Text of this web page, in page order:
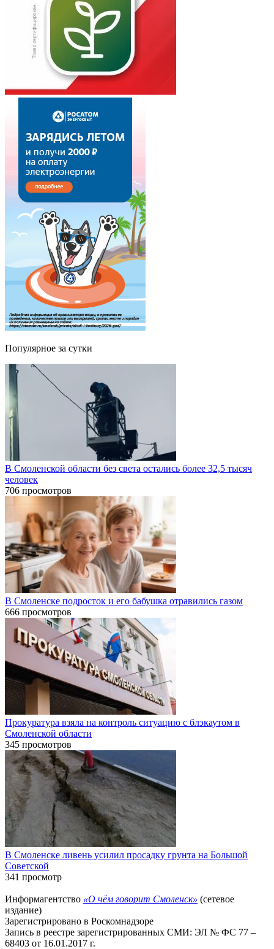
Популярное за сутки
В Смоленской области без света остались более 32,5 тысяч
человек
706 просмотров
В Смоленске подросток и его бабушка отравились газом
666 просмотров
Прокуратура взяла на контроль ситуацию с блэкаутом в
Смоленской области
345 просмотров
В Смоленске ливень усилил просадку грунта на Большой
Советской
341 просмотр
Информагентство «О чём говорит Смоленск» (сетевое
издание)
Зарегистрировано в Роскомнадзоре
Запись в реестре зарегистрированных СМИ: ЭЛ № ФС 77 –
68403 от 16.01.2017 г.